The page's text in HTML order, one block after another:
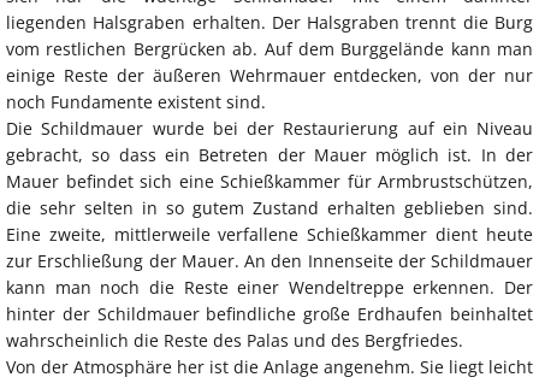
liegenden Halsgraben erhalten. Der Halsgraben trennt die Burg
vom restlichen Bergrücken ab. Auf dem Burggelände kann man
einige Reste der äußeren Wehrmauer entdecken, von der nur
noch Fundamente existent sind.
Die Schildmauer wurde bei der Restaurierung auf ein Niveau
gebracht, so dass ein Betreten der Mauer möglich ist. In der
Mauer befindet sich eine Schießkammer für Armbrustschützen,
die sehr selten in so gutem Zustand erhalten geblieben sind.
Eine zweite, mittlerweile verfallene Schießkammer dient heute
zur Erschließung der Mauer. An den Innenseite der Schildmauer
kann man noch die Reste einer Wendeltreppe erkennen. Der
hinter der Schildmauer befindliche große Erdhaufen beinhaltet
wahrscheinlich die Reste des Palas und des Bergfriedes.
Von der Atmosphäre her ist die Anlage angenehm. Sie liegt leicht